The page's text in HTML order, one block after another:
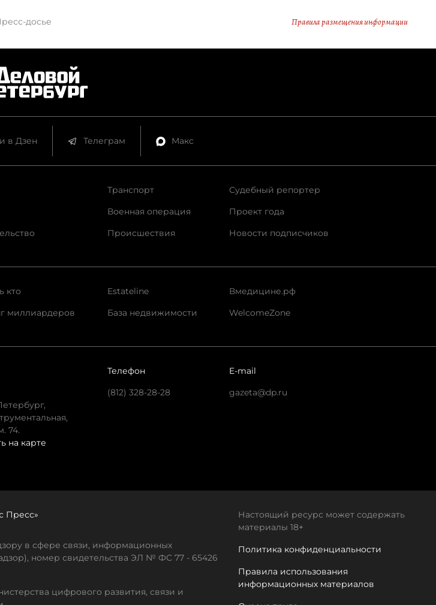
досье Правила размещения информации
в Дзен Телеграм Макс
Транспорт
Военная операция
Происшествия
Судебный репортер
Проект года
Новости подписчиков
кто
миллиардеров
Estateline
База недвижимости
Вмедицине.рф
WelcomeZone
74.
на карте
Телефон
(812) 328-28-28
E-mail
gazeta@dp.ru
Пресс»
в сфере связи, информационных
номер свидетельства ЭЛ № ФС 77 - 65426
цифрового развития, связи и
Настоящий ресурс может содержать
материалы 18+
Политика конфиденциальности
Правила использования
информационных материалов